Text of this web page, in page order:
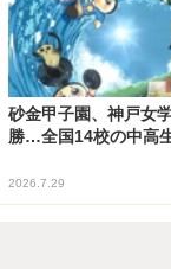
砂金甲子園、神戸女
勝…全国14校の中高
2026.7.29